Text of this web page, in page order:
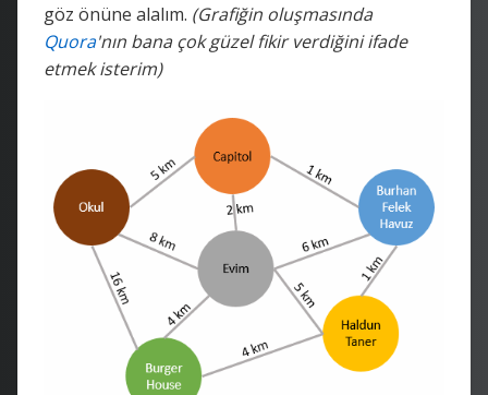
göz önüne alalım. (Grafiğin oluşmasında
Quora'nın bana çok güzel fikir verdiğini ifade
etmek isterim)